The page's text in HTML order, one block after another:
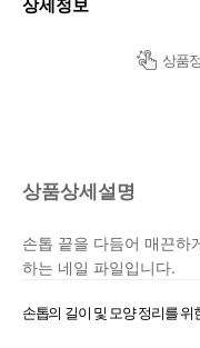
상품
상품상세설명
손톱 끝을 다듬어 매끈하
하는 네일 파일입니다.
손톱의 길이 및 모양 정리를 위